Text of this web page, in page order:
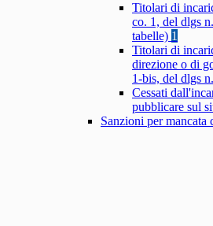
Titolari di
co. 1, del dlgs
tabelle) 1
Titolari di
direzione o di
1-bis, del dlgs
Cessati
pubblicare sul
Sanzioni per mancata